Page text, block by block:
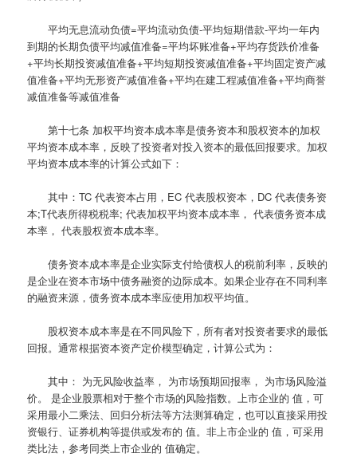
平均无息流动负债=平均流动负债-平均短期借款-平均一年内
到期的长期负债平均减值准备=平均坏账准备+平均存货跌价准备
+平均长期投资减值准备+平均短期投资减值准备+平均固定资产减
值准备+平均无形资产减值准备+平均在建工程减值准备+平均商誉
减值准备等减值准备
第十七条 加权平均资本成本率是债务资本和股权资本的加权
平均资本成本率，反映了投资者对投入资本的最低回报要求。加权
平均资本成本率的计算公式如下：
其中：TC 代表资本占用，EC 代表股权资本，DC 代表债务资
本;T代表所得税税率; 代表加权平均资本成本率， 代表债务资本成
本率， 代表股权资本成本率。
债务资本成本率是企业实际支付给债权人的税前利率，反映的
是企业在资本市场中债务融资的边际成本。如果企业存在不同利率
的融资来源，债务资本成本率应使用加权平均值。
股权资本成本率是在不同风险下，所有者对投资者要求的最低
回报。通常根据资本资产定价模型确定，计算公式为：
其中： 为无风险收益率， 为市场预期回报率， 为市场风险溢
价。 是企业股票相对于整个市场的风险指数。上市企业的 值，可
采用最小二乘法、回归分析法等方法测算确定，也可以直接采用投
资银行、证券机构等提供或发布的 值。非上市企业的 值，可采用
类比法，参考同类上市企业的 值确定。